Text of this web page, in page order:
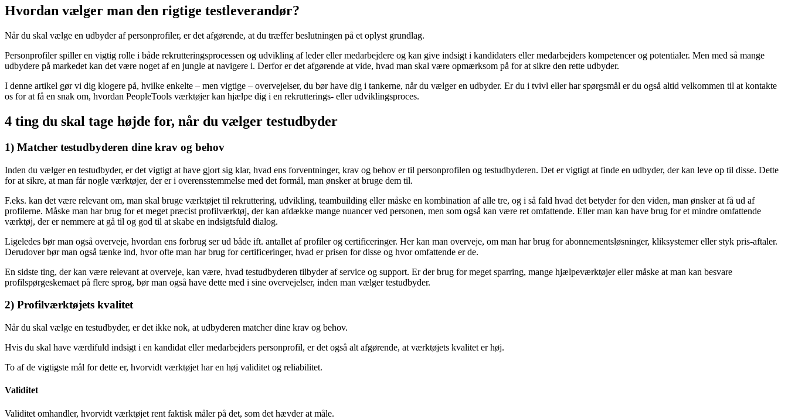
Hvordan vælger man den rigtige testleverandør?
Når du skal vælge en udbyder af personprofiler, er det afgørende, at du træffer beslutningen på et oplyst grundlag.
Personprofiler spiller en vigtig rolle i både rekrutteringsprocessen og udvikling af leder eller medarbejdere og kan give indsigt i kandidaters eller medarbejders kompetencer og potentialer. Men med så mange
udbydere på markedet kan det være noget af en jungle at navigere i. Derfor er det afgørende at vide, hvad man skal være opmærksom på for at sikre den rette udbyder.
I denne artikel gør vi dig klogere på, hvilke enkelte – men vigtige – overvejelser, du bør have dig i tankerne, når du vælger en udbyder. Er du i tvivl eller har spørgsmål er du også altid velkommen til at kontakte
os for at få en snak om, hvordan PeopleTools værktøjer kan hjælpe dig i en rekrutterings- eller udviklingsproces.
4 ting du skal tage højde for, når du vælger testudbyder
1) Matcher testudbyderen dine krav og behov
Inden du vælger en testudbyder, er det vigtigt at have gjort sig klar, hvad ens forventninger, krav og behov er til personprofilen og testudbyderen. Det er vigtigt at finde en udbyder, der kan leve op til disse. Dette
for at sikre, at man får nogle værktøjer, der er i overensstemmelse med det formål, man ønsker at bruge dem til.
F.eks. kan det være relevant om, man skal bruge værktøjet til rekruttering, udvikling, teambuilding eller måske en kombination af alle tre, og i så fald hvad det betyder for den viden, man ønsker at få ud af
profilerne. Måske man har brug for et meget præcist profilværktøj, der kan afdække mange nuancer ved personen, men som også kan være ret omfattende. Eller man kan have brug for et mindre omfattende
værktøj, der er nemmere at gå til og god til at skabe en indsigtsfuld dialog.
Ligeledes bør man også overveje, hvordan ens forbrug ser ud både ift. antallet af profiler og certificeringer. Her kan man overveje, om man har brug for abonnementsløsninger, kliksystemer eller styk pris-aftaler.
Derudover bør man også tænke ind, hvor ofte man har brug for certificeringer, hvad er prisen for disse og hvor omfattende er de.
En sidste ting, der kan være relevant at overveje, kan være, hvad testudbyderen tilbyder af service og support. Er der brug for meget sparring, mange hjælpeværktøjer eller måske at man kan besvare
profilspørgeskemaet på flere sprog, bør man også have dette med i sine overvejelser, inden man vælger testudbyder.
2) Profilværktøjets kvalitet
Når du skal vælge en testudbyder, er det ikke nok, at udbyderen matcher dine krav og behov.
Hvis du skal have værdifuld indsigt i en kandidat eller medarbejders personprofil, er det også alt afgørende, at værktøjets kvalitet er høj.
To af de vigtigste mål for dette er, hvorvidt værktøjet har en høj validitet og reliabilitet.
Validitet
Validitet omhandler, hvorvidt værktøjet rent faktisk måler på det, som det hævder at måle.